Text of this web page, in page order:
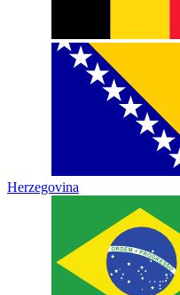
Herzegovina